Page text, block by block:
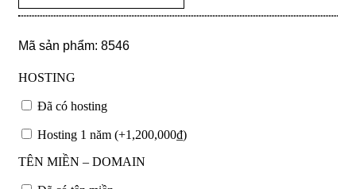
Mã sản phẩm: 8546
HOSTING
Đã có hosting
Hosting 1 năm (+1,200,000₫)
TÊN MIỀN – DOMAIN